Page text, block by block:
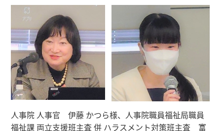
人事院 人事官 伊藤 かつら様、人事院職員福祉局職員
福祉課 両立支援班主査 併 ハラスメント対策班主査 富